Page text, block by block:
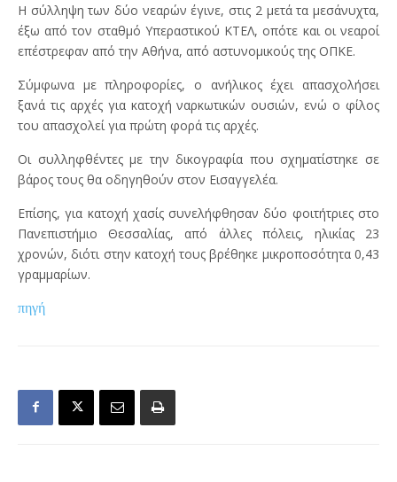
Η σύλληψη των δύο νεαρών έγινε, στις 2 μετά τα μεσάνυχτα,
έξω από τον σταθμό Υπεραστικού ΚΤΕΛ, οπότε και οι νεαροί
επέστρεφαν από την Αθήνα, από αστυνομικούς της ΟΠΚΕ.
Σύμφωνα με πληροφορίες, ο ανήλικος έχει απασχολήσει
ξανά τις αρχές για κατοχή ναρκωτικών ουσιών, ενώ ο φίλος
του απασχολεί για πρώτη φορά τις αρχές.
Οι συλληφθέντες με την δικογραφία που σχηματίστηκε σε
βάρος τους θα οδηγηθούν στον Εισαγγελέα.
Επίσης, για κατοχή χασίς συνελήφθησαν δύο φοιτήτριες στο
Πανεπιστήμιο Θεσσαλίας, από άλλες πόλεις, ηλικίας 23
χρονών, διότι στην κατοχή τους βρέθηκε μικροποσότητα 0,43
γραμμαρίων.
πηγή